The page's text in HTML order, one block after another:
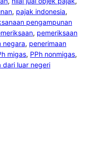
, pajak indonesia
pengampunan
, pemeriksaan
negara, penerimaan
migas, PPh nonmigas
dari luar negeri